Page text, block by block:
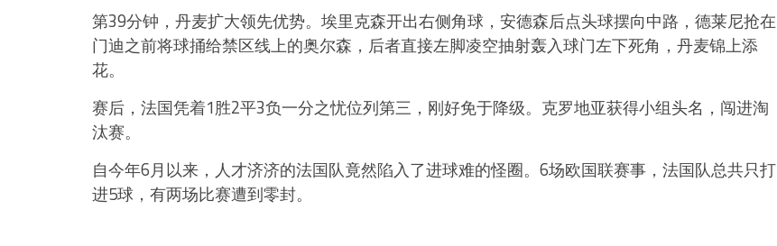
第39分钟，丹麦扩大领先优势。埃里克森开出右侧角球，安德森后点头球摆向中路，德莱尼抢在
门迪之前将球捅给禁区线上的奥尔森，后者直接左脚凌空抽射轰入球门左下死角，丹麦锦上添
花。
赛后，法国凭着1胜2平3负一分之忧位列第三，刚好免于降级。克罗地亚获得小组头名，闯进淘
汰赛。
自今年6月以来，人才济济的法国队竟然陷入了进球难的怪圈。6场欧国联赛事，法国队总共只打
进5球，有两场比赛遭到零封。